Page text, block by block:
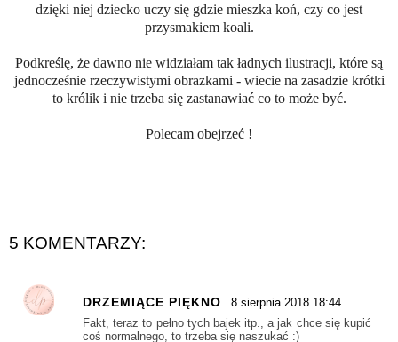
dzięki niej dziecko uczy się gdzie mieszka koń, czy co jest
przysmakiem koali.
Podkreślę, że dawno nie widziałam tak ładnych ilustracji, które są
jednocześnie rzeczywistymi obrazkami - wiecie na zasadzie krótki
to królik i nie trzeba się zastanawiać co to może być.
Polecam obejrzeć !
5 KOMENTARZY:
DRZEMIĄCE PIĘKNO
8 sierpnia 2018 18:44
Fakt, teraz to pełno tych bajek itp., a jak chce się kupić
coś normalnego, to trzeba się naszukać :)